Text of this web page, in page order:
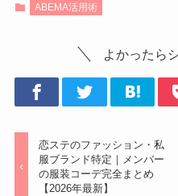
ABEMA活用術
よかったら
恋ステのファッション・私
服ブランド特定｜メンバー
の服装コーデ完全まとめ
【2026年最新】